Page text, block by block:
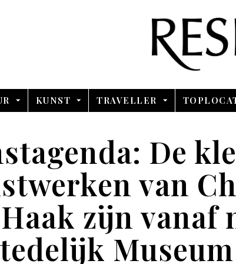
KUNST TRAVELLER
De
van
zijn vanaf